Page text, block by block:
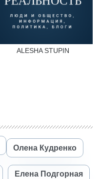
ALESHA STUPIN
Олена Кудренко
Елена Подгорная